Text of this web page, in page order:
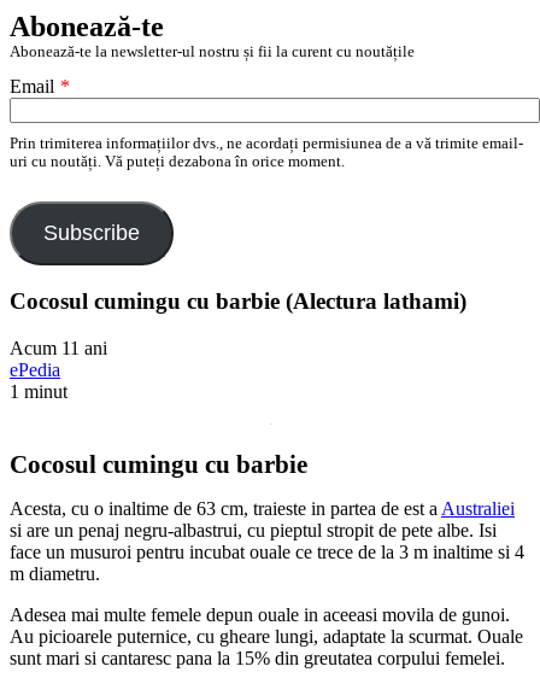
Abonează-te
Abonează-te la newsletter-ul nostru și fii la curent cu noutățile
Email *
Prin trimiterea informațiilor dvs., ne acordați permisiunea de a vă trimite email-
uri cu noutăți. Vă puteți dezabona în orice moment.
Subscribe
Cocosul cumingu cu barbie (Alectura lathami)
Acum 11 ani
ePedia
1 minut
Cocosul cumingu cu barbie
Acesta, cu o inaltime de 63 cm, traieste in partea de est a Australiei
si are un penaj negru-albastrui, cu pieptul stropit de pete albe. Isi
face un musuroi pentru incubat ouale ce trece de la 3 m inaltime si 4
m diametru.
Adesea mai multe femele depun ouale in aceeasi movila de gunoi.
Au picioarele puternice, cu gheare lungi, adaptate la scurmat. Ouale
sunt mari si cantaresc pana la 15% din greutatea corpului femelei.